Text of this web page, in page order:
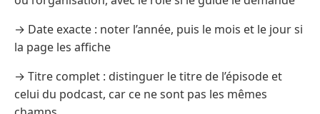
→ Date exacte : noter l’année, puis le mois et le jour si
la page les affiche
→ Titre complet : distinguer le titre de l’épisode et
celui du podcast, car ce ne sont pas les mêmes